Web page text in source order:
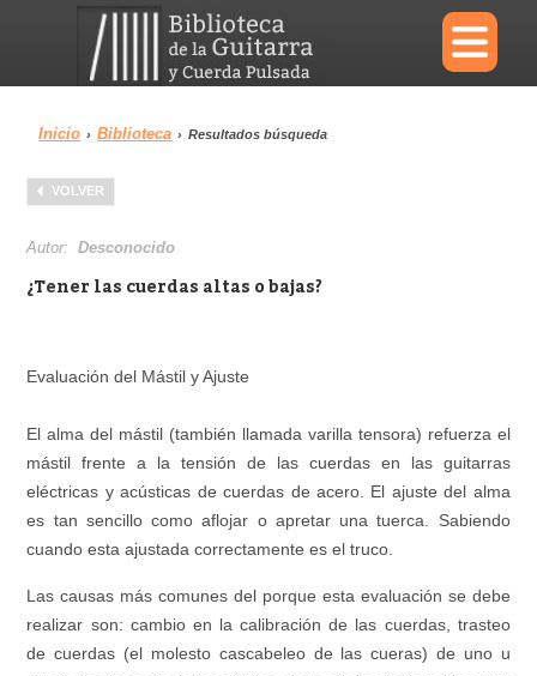
×
Menu
Biblioteca
Área personal
Inicio › Biblioteca › Resultados búsqueda
VOLVER
Autor:Desconocido
¿Tener las cuerdas altas o bajas?
Evaluación del Mástil y Ajuste
El alma del mástil (también llamada varilla tensora) refuerza el
mástil frente a la tensión de las cuerdas en las guitarras
eléctricas y acústicas de cuerdas de acero. El ajuste del alma
es tan sencillo como aflojar o apretar una tuerca. Sabiendo
cuando esta ajustada correctamente es el truco.
Las causas más comunes del porque esta evaluación se debe
realizar son: cambio en la calibración de las cuerdas, trasteo
de cuerdas (el molesto cascabeleo de las cueras) de uno u